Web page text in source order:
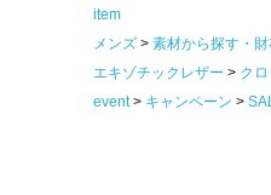
item
メンズ
素材から探す・
エキゾチックレザー
ク
event
キャンペーン